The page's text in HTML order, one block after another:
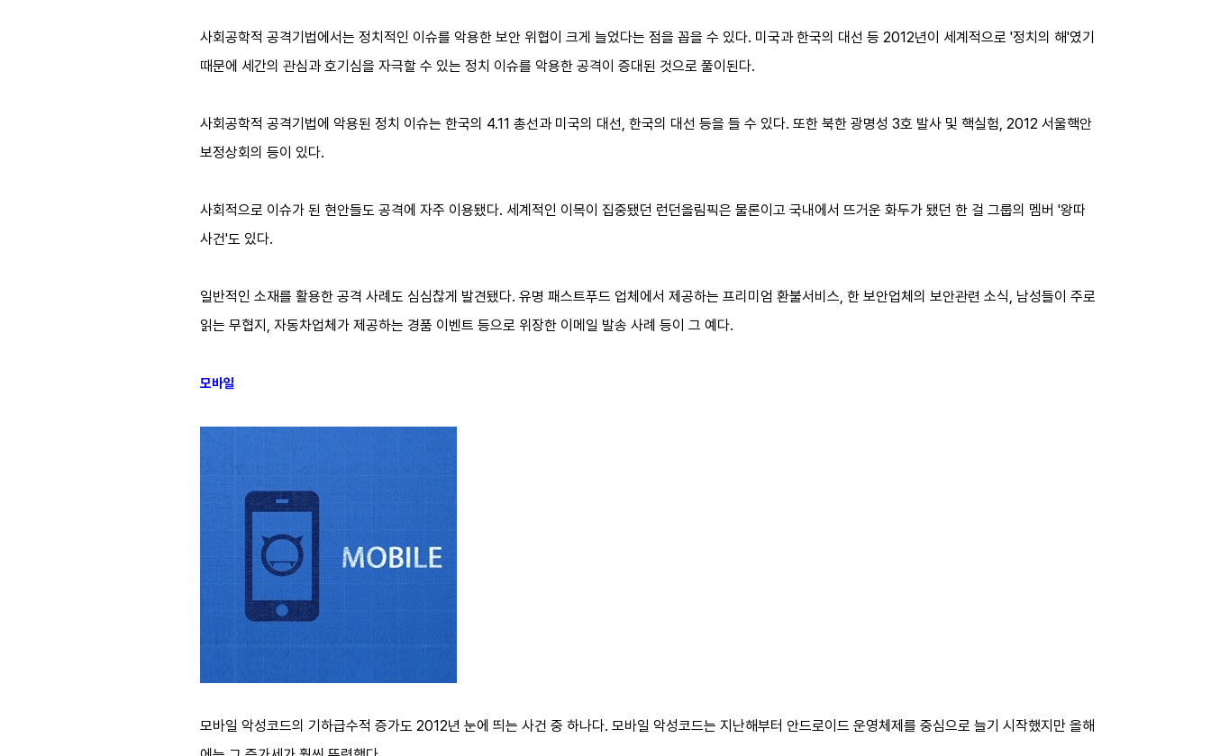
사회공학적 공격기법에서는 정치적인 이슈를 악용한 보안 위협이 크게 늘었다는 점을 꼽을 수 있다. 미국과 한국의 대선 등 2012년이 세계적으로 '정치의 해'였기
때문에 세간의 관심과 호기심을 자극할 수 있는 정치 이슈를 악용한 공격이 증대된 것으로 풀이된다.
사회공학적 공격기법에 악용된 정치 이슈는 한국의 4.11 총선과 미국의 대선, 한국의 대선 등을 들 수 있다. 또한 북한 광명성 3호 발사 및 핵실험, 2012 서울핵안
보정상회의 등이 있다.
사회적으로 이슈가 된 현안들도 공격에 자주 이용됐다. 세계적인 이목이 집중됐던 런던올림픽은 물론이고 국내에서 뜨거운 화두가 됐던 한 걸 그룹의 멤버 '왕따
사건'도 있다.
일반적인 소재를 활용한 공격 사례도 심심찮게 발견됐다. 유명 패스트푸드 업체에서 제공하는 프리미엄 환불서비스, 한 보안업체의 보안관련 소식, 남성들이 주로
읽는 무협지, 자동차업체가 제공하는 경품 이벤트 등으로 위장한 이메일 발송 사례 등이 그 예다.
모바일
모바일 악성코드의 기하급수적 증가도 2012년 눈에 띄는 사건 중 하나다. 모바일 악성코드는 지난해부터 안드로이드 운영체제를 중심으로 늘기 시작했지만 올해